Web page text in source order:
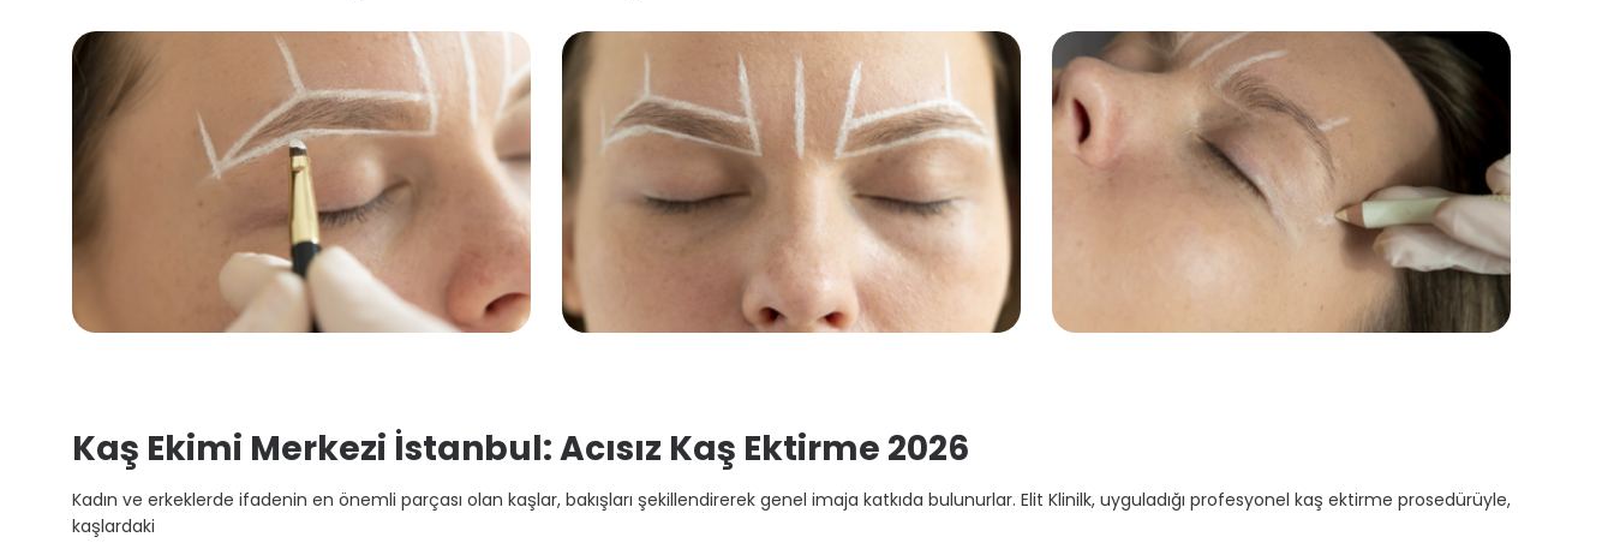
Kaş Ekimi Merkezi İstanbul: Acısız Kaş Ektirme 2026
Kadın ve erkeklerde ifadenin en önemli parçası olan kaşlar, bakışları şekillendirerek genel imaja katkıda bulunurlar. Elit Klinilk, uyguladığı profesyonel kaş ektirme prosedürüyle,
kaşlardaki